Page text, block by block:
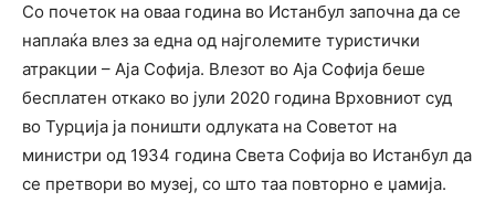
Со почеток на оваа година во Истанбул започна да се
наплаќа влез за една од најголемите туристички
атракции – Аја Софија. Влезот во Аја Софија беше
бесплатен откако во јули 2020 година Врховниот суд
во Турција ја поништи одлуката на Советот на
министри од 1934 година Света Софија во Истанбул да
се претвори во музеј, со што таа повторно е џамија.